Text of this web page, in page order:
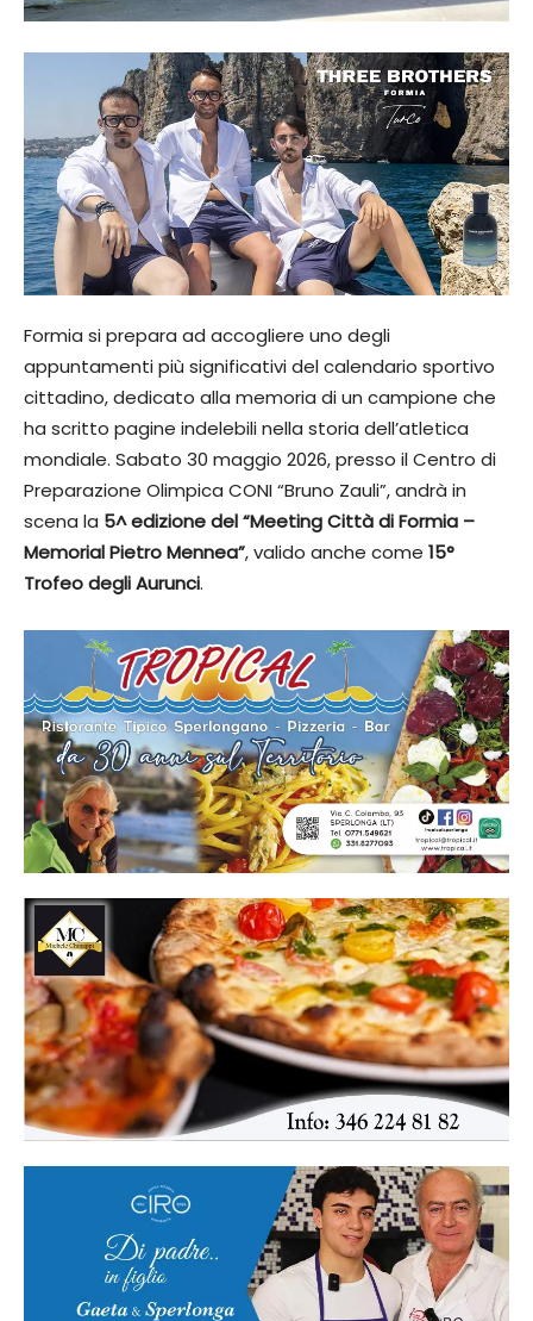
Formia si prepara ad accogliere uno degli
appuntamenti più significativi del calendario sportivo
cittadino, dedicato alla memoria di un campione che
ha scritto pagine indelebili nella storia dell’atletica
mondiale. Sabato 30 maggio 2026, presso il Centro di
Preparazione Olimpica CONI “Bruno Zauli”, andrà in
scena la 5^ edizione del“Meeting Città di Formia –
Memorial Pietro Mennea”, valido anche come 15°
Trofeo degli Aurunci.